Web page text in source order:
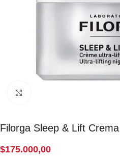
Filorga Sleep & Lift
$175.000,00